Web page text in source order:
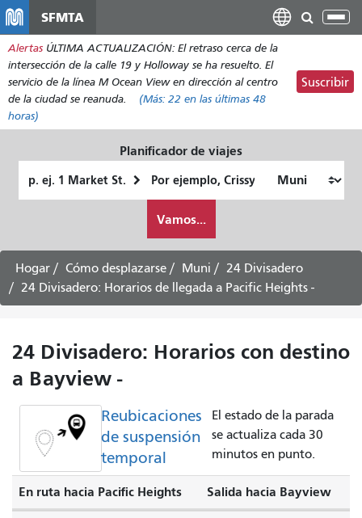
contenido
principal
SFMTA
Alertas ÚLTIMA ACTUALIZACIÓN: El retraso cerca de la
intersección de la calle 19 y Holloway se ha resuelto. El
servicio de la línea M Ocean View en dirección al centro
de la ciudad se reanuda.
(Más: 22 en las últimas 48
horas)
Suscribir
Planificador de viajes
de
quiero
viajar
Vamos...
Hogar Cómo desplazarse Muni
24 Divisadero
24 Divisadero: Horarios de llegada a Pacific Heights -
24 Divisadero: Horarios con destino
a Bayview -
Reubicaciones
de suspensión
temporal
El estado de la parada
se actualiza cada 30
minutos en punto.
En ruta hacia Pacific Heights Salida hacia Bayview